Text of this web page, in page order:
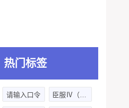
热门标签
请输入口令